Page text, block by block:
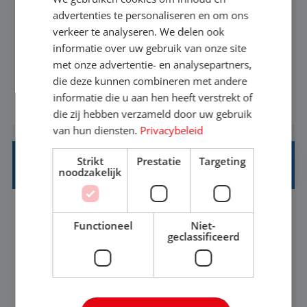
Heb jij een passie voor reizen en reis je graag af
naar de mooiste plekken van de wereld? Mooi!
Dan is de basis goed. Zie je het als een uitdaging
om anderen te inspireren en ondersteunen met
het samenstellen en boeken van de perfecte
vakantie en is verkopen je tweede natuur? Al
deze onderdelen zijn nu samen gevoegd...
BEKIJK VACATURE
HEAD OF SOCIAL STRATEGY
Flexible Baan
We're looking for a strategic leader to define and
own TUI's global social strategy across organic,
influencer and paid channels – creating a single
advertenties te personaliseren en om ons
verkeer te analyseren. We delen ook
informatie over uw gebruik van onze site
met onze advertentie- en analysepartners,
die deze kunnen combineren met andere
informatie die u aan hen heeft verstrekt of
die zij hebben verzameld door uw gebruik
van hun diensten. Privacybeleid
Strikt
noodzakelijk
Prestatie Targeting
Functioneel
Niet-
geclassificeerd